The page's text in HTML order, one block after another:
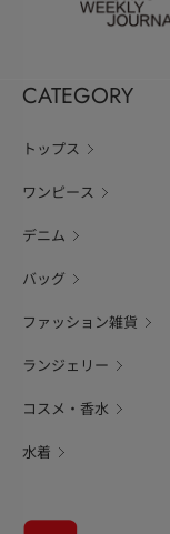
CATEGORY
トップス
ワンピース
デニム
バッグ
ファッション雑貨
ランジェリー
コスメ・香水
水着